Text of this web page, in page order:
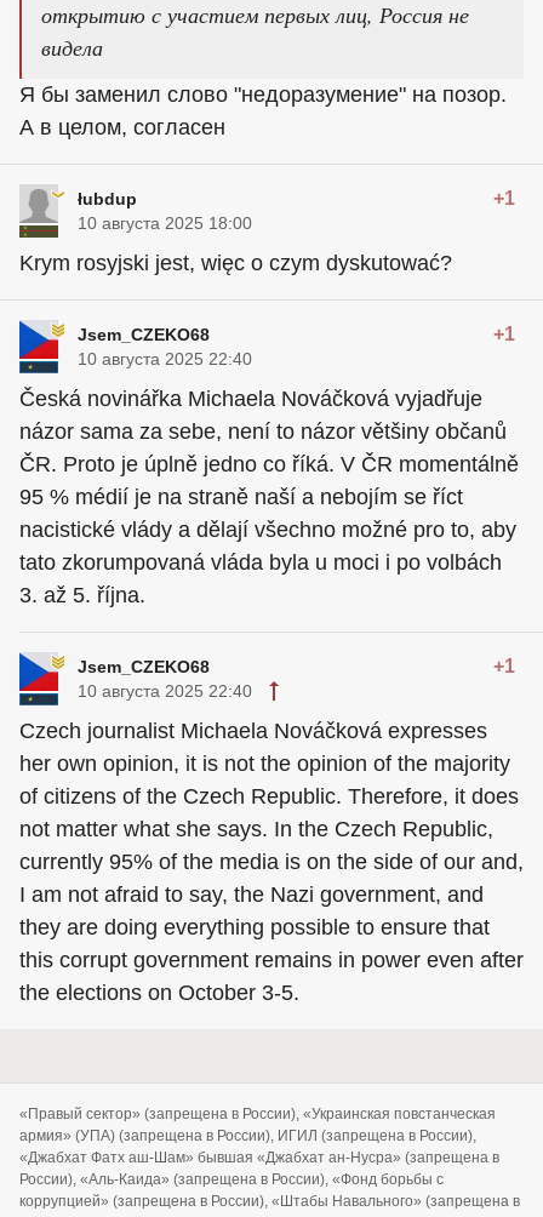
открытию с участием первых лиц, Россия не
видела
Я бы заменил слово "недоразумение" на позор.
А в целом, согласен
łubdup +1
10 августа 2025 18:00
Krym rosyjski jest, więc o czym dyskutować?
Jsem_CZEKO68 +1
10 августа 2025 22:40
Česká novinářka Michaela Nováčková vyjadřuje
názor sama za sebe, není to názor většiny občanů
ČR. Proto je úplně jedno co říká. V ČR momentálně
95 % médií je na straně naší a nebojím se říct
nacistické vlády a dělají všechno možné pro to, aby
tato zkorumpovaná vláda byla u moci i po volbách
3. až 5. října.
Jsem_CZEKO68 +1
10 августа 2025 22:40
Czech journalist Michaela Nováčková expresses
her own opinion, it is not the opinion of the majority
of citizens of the Czech Republic. Therefore, it does
not matter what she says. In the Czech Republic,
currently 95% of the media is on the side of our and,
I am not afraid to say, the Nazi government, and
they are doing everything possible to ensure that
this corrupt government remains in power even after
the elections on October 3-5.
«Правый сектор» (запрещена в России), «Украинская повстанческая
армия» (УПА) (запрещена в России), ИГИЛ (запрещена в России),
«Джабхат Фатх аш-Шам» бывшая «Джабхат ан-Нусра» (запрещена в
России), «Аль-Каида» (запрещена в России), «Фонд борьбы с
коррупцией» (запрещена в России), «Штабы Навального» (запрещена в